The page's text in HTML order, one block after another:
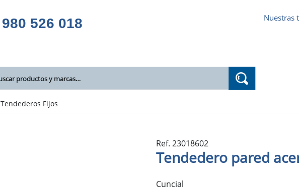
980 526 018 Nuestras
Tendederos Fijos
Ref. 23018602
Tendedero pared
Cuncial